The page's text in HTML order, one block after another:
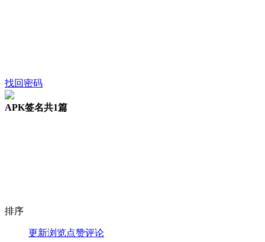
找回密码
APK签名共1篇
排序
更新浏览点赞评论